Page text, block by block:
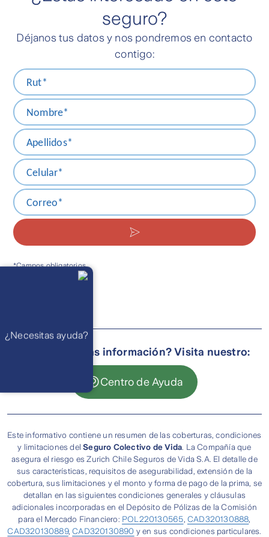
seguro?
Déjanos tus datos y nos pondremos en contacto
contigo:
¿Necesitas más información? Visita nuestro:
Centro de Ayuda
Este informativo contiene un resumen de las coberturas, condiciones
y limitaciones delSeguro Colectivo de Vida. La Compañía que
asegura el riesgo es Zurich Chile Seguros de Vida S.A. El detalle de
sus características, requisitos de asegurabilidad, extensión de la
cobertura, sus limitaciones y el monto y forma de pago de la prima, se
detallan en las siguientes condiciones generales y cláusulas
adicionales incorporadas en el Depósito de Pólizas de la Comisión
para el Mercado Financiero: POL220130565, CAD320130888,
CAD320130889,CAD320130890 y en sus condiciones particulares.
¿Necesitas ayuda?
WhatsApp
Atención 24